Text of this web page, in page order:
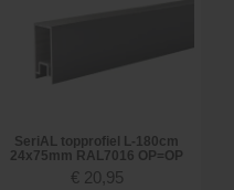
SeriAL topprofiel L-180cm
24x75mm RAL7016 OP=OP
€ 20,95